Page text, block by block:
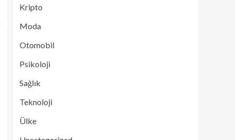
Kripto
Moda
Otomobil
Psikoloji
Sağlık
Teknoloji
Ülke